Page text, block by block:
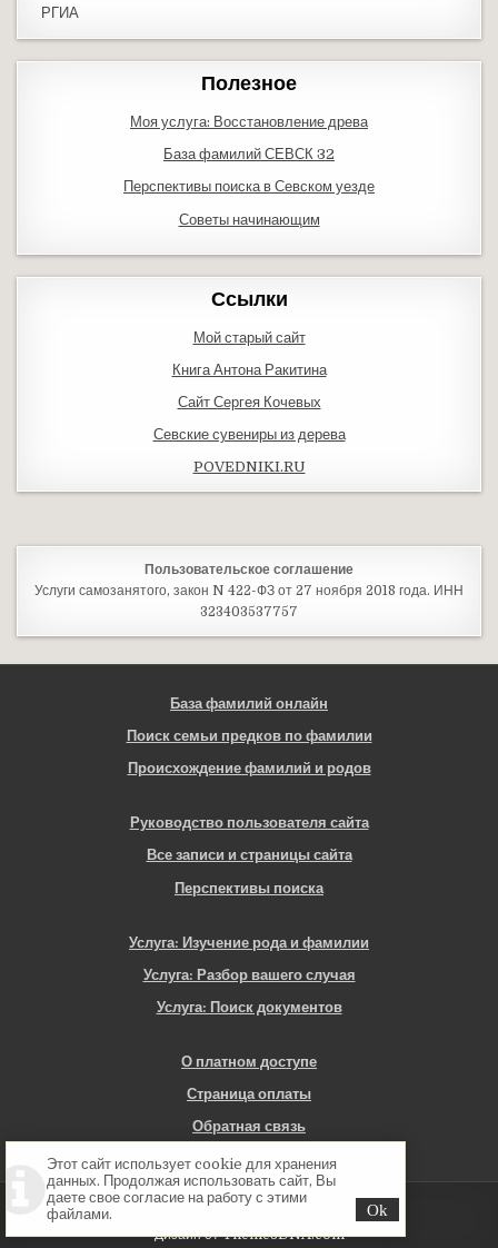
РГИА
Полезное
Моя услуга: Восстановление древа
База фамилий СЕВСК 32
Перспективы поиска в Севском уезде
Советы начинающим
Ссылки
Мой старый сайт
Книга Антона Ракитина
Сайт Сергея Кочевых
Севские сувениры из дерева
POVEDNIKI.RU
Пользовательское соглашение
Услуги самозанятого, закон N 422-ФЗ от 27 ноября 2018 года. ИНН
323403537757
База фамилий онлайн
Поиск семьи предков по фамилии
Происхождение фамилий и родов
Руководство пользователя сайта
Все записи и страницы сайта
Перспективы поиска
Услуга: Изучение рода и фамилии
Услуга: Разбор вашего случая
Услуга: Поиск документов
О платном доступе
Страница оплаты
Обратная связь
Copyright © 2026 Севская Генеалогия
Дизайн от ThemesDNA.com
Этот сайт использует cookie для хранения
данных. Продолжая использовать сайт, Вы
даете свое согласие на работу с этими
файлами.